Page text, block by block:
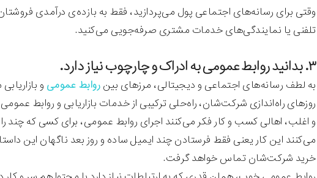
وقتی برای رسانه‌های اجتماعی پول می‌پردازید، فقط به بازده‌ی درآمدی
تلفنی یا نمایندگی‌های خدمات مشتری صرفه‌جویی می‌کنید.
۳. بدانید روابط عمومی به ادراک و چارچوب نیاز دارد.
به لطف رسانه‌های اجتماعی و دیجیتالی، مرزهای بین روابط عمومی و
روزهای راه‌اندازی شرکت‌شان، راه‌حلی ترکیبی از خدمات بازاریابی و روابط
و اغلب، اهالی کسب و کار فکر می‌کنند اجرای روابط عمومی‌، برای کسی که چند
می‌کنند این کار یعنی فقط فرستادن چند ایمیل ساده و روز بعد ناگهان این
خرید شرکت‌شان تماس خواهد گرفت.